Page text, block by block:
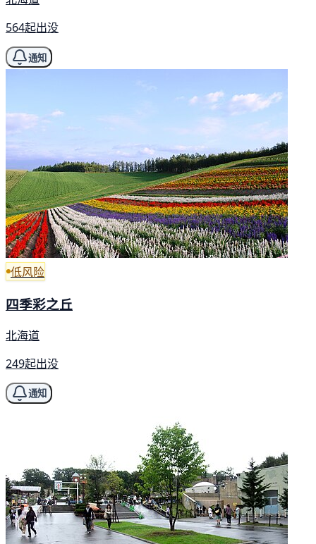
564起出没
通知
低风险
四季彩之丘
北海道
249起出没
通知